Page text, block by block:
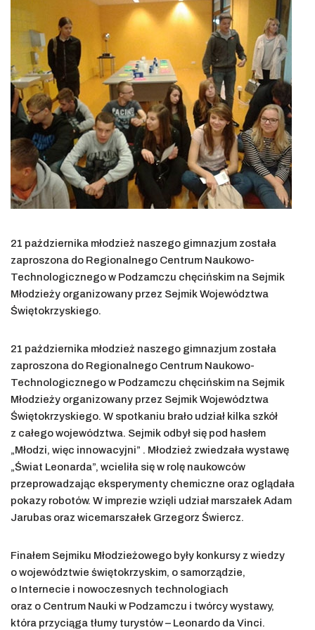
21 października młodzież naszego gimnazjum została
zaproszona do Regionalnego Centrum Naukowo-
Technologicznego w Podzamczu chęcińskim na Sejmik
Młodzieży organizowany przez Sejmik Województwa
Świętokrzyskiego.
21 października młodzież naszego gimnazjum została
zaproszona do Regionalnego Centrum Naukowo-
Technologicznego w Podzamczu chęcińskim na Sejmik
Młodzieży organizowany przez Sejmik Województwa
Świętokrzyskiego. W spotkaniu brało udział kilka szkół
z całego województwa. Sejmik odbył się pod hasłem
„Młodzi, więc innowacyjni” . Młodzież zwiedzała wystawę
„Świat Leonarda”, wcieliła się w rolę naukowców
przeprowadzając eksperymenty chemiczne oraz oglądała
pokazy robotów. W imprezie wzięli udział marszałek Adam
Jarubas oraz wicemarszałek Grzegorz Świercz.
Finałem Sejmiku Młodzieżowego były konkursy z wiedzy
o województwie świętokrzyskim, o samorządzie,
o Internecie i nowoczesnych technologiach
oraz o Centrum Nauki w Podzamczu i twórcy wystawy,
która przyciąga tłumy turystów – Leonardo da Vinci.